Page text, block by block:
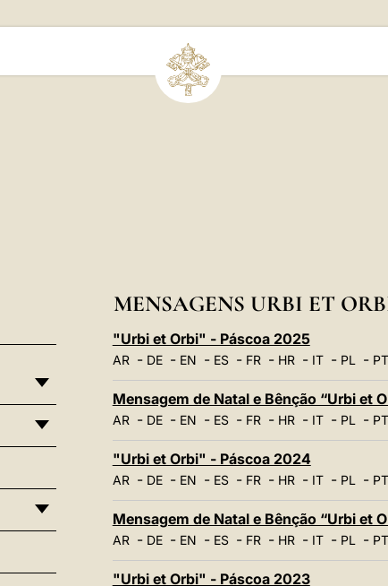
MENSAGENS URBI ET
"Urbi et Orbi" - Páscoa 2025
AR- DE- EN - ES- FR- HR- IT- PL- PT
Mensagem de Natal e Bênção “Urbi et
AR- DE- EN - ES- FR- HR- IT- PL- PT
"Urbi et Orbi" - Páscoa 2024
AR- DE- EN - ES- FR- HR- IT- PL- PT
Mensagem de Natal e Bênção “Urbi et
AR- DE- EN - ES- FR- HR- IT- PL- PT
"Urbi et Orbi" - Páscoa 2023